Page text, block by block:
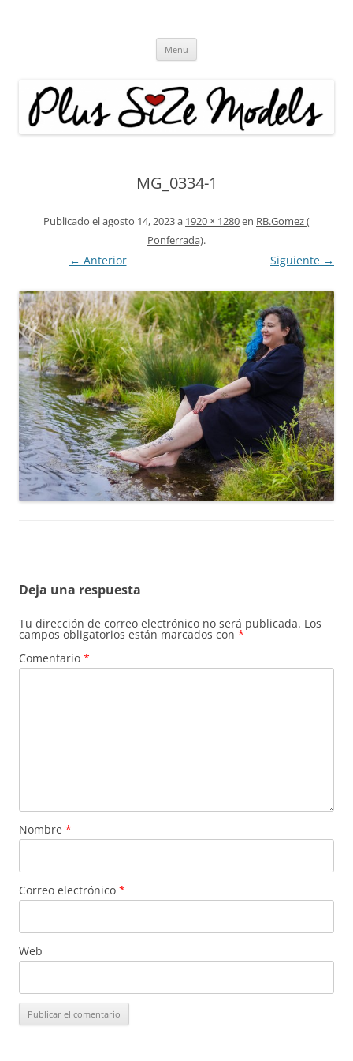
Plus Size Models
Menu
MG_0334-1
Publicado elagosto 14, 2023a 1920 × 1280en RB.Gomez (
Ponferrada).
← Anterior Siguiente →
Deja una respuesta
Tu dirección de correo electrónico no será publicada. Los
campos obligatorios están marcados con *
Comentario *
Nombre *
Correo electrónico *
Web